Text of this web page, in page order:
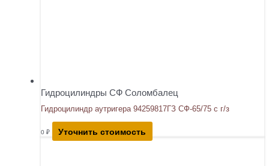
Гидроцилиндры СФ Соломбалец
Гидроцилиндр аутригера 94259817ГЗ СФ-65/75 с г/з
0 ₽ Уточнить стоимость